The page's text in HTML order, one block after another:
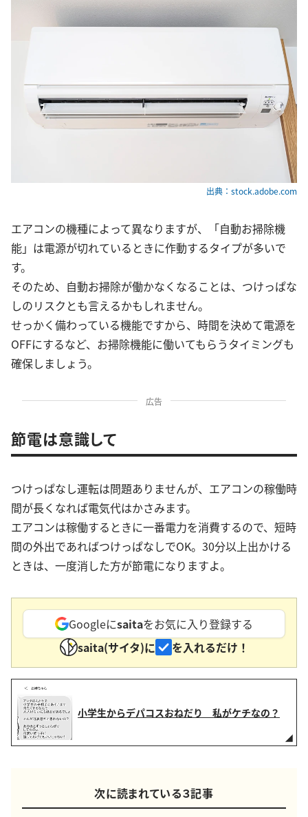
出典：stock.adobe.com
エアコンの機種によって異なりますが、「自動お掃除機
能」は電源が切れているときに作動するタイプが多いで
す。
そのため、自動お掃除が働かなくなることは、つけっぱな
しのリスクとも言えるかもしれません。
せっかく備わっている機能ですから、時間を決めて電源を
OFFにするなど、お掃除機能に働いてもらうタイミングも
確保しましょう。
広告
節電は意識して
つけっぱなし運転は問題ありませんが、エアコンの稼働時
間が長くなれば電気代はかさみます。
エアコンは稼働するときに一番電力を消費するので、短時
間の外出であればつけっぱなしでOK。30分以上出かける
ときは、一度消した方が節電になりますよ。
Googleにsaitaをお気に入り登録する
saita(サイタ)に
を入れるだけ！
小学生からデパコスおねだり 私がケチなの？
次に読まれている３記事